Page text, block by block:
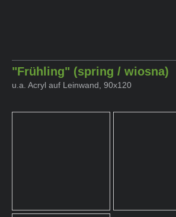
"Frühling" (spring / wiosna)
u.a. Acryl auf Leinwand, 90x120